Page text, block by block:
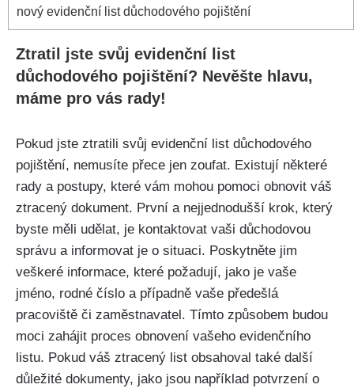
nový evidenční list důchodového pojištění
Ztratil jste svůj evidenční list
důchodového pojištění? Nevěšte hlavu,
máme pro vás rady!
Pokud jste ztratili svůj evidenční list důchodového
pojištění, nemusíte přece jen zoufat. Existují některé
rady a postupy, které vám mohou pomoci obnovit váš
ztracený dokument. První a nejjednodušší krok, který
byste měli udělat, je kontaktovat vaši důchodovou
správu a informovat je o situaci. Poskytněte jim
veškeré informace, které požadují, jako je vaše
jméno, rodné číslo a případně vaše předešlá
pracoviště či zaměstnavatel. Tímto způsobem budou
moci zahájit proces obnovení vašeho evidenčního
listu. Pokud váš ztracený list obsahoval také další
důležité dokumenty, jako jsou například potvrzení o